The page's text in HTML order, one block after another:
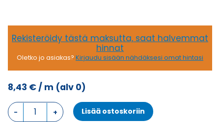
Rekisteröidy tästä maksutta, saat halvemmat
hinnat
Oletko jo asiakas? Kirjaudu sisään nähdäksesi omat hintasi
8,43 €/ m (alv 0)
Ketjukaapeli
KAWEFLEX
Lisää ostoskoriin